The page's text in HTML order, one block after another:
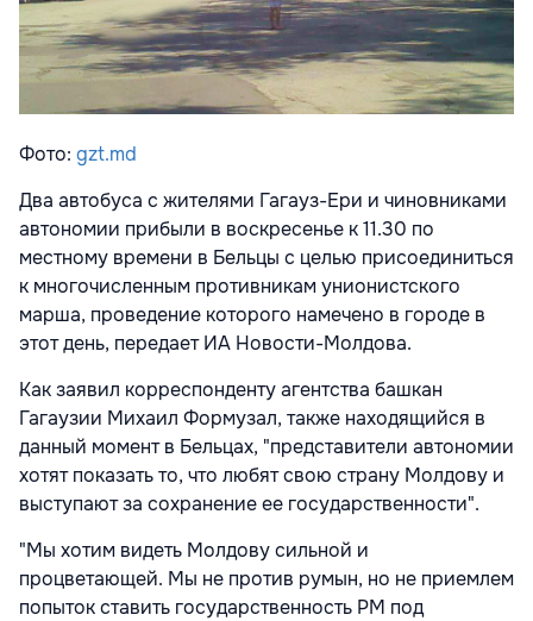
Фото: gzt.md
Два автобуса с жителями Гагауз-Ери и чиновниками
автономии прибыли в воскресенье к 11.30 по
местному времени в Бельцы с целью присоединиться
к многочисленным противникам унионистского
марша, проведение которого намечено в городе в
этот день, передает ИА Новости-Молдова.
Как заявил корреспонденту агентства башкан
Гагаузии Михаил Формузал, также находящийся в
данный момент в Бельцах, "представители автономии
хотят показать то, что любят свою страну Молдову и
выступают за сохранение ее государственности".
"Мы хотим видеть Молдову сильной и
процветающей. Мы не против румын, но не приемлем
попыток ставить государственность РМ под